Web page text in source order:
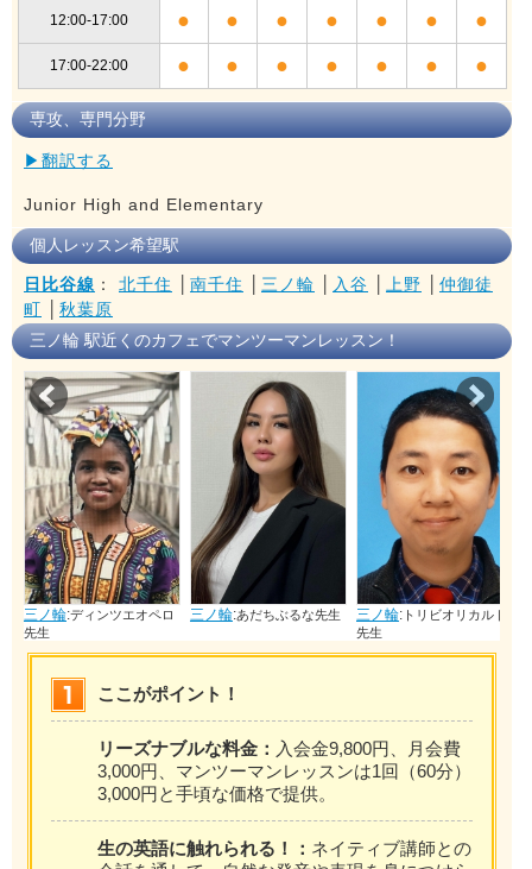
12:00-17:00 ● ● ● ● ● ● ●
17:00-22:00 ● ● ● ● ● ● ●
専攻、専門分野
▶翻訳する
Junior High and Elementary
個人レッスン希望駅
日比谷線 ： 北千住 南千住 三ノ輪 入谷 上野
仲御徒
町
秋葉原
三ノ輪 駅近くのカフェでマンツーマンレッスン！
ツエオペロ 三ノ輪:あだちぶるな先生 三ノ輪:トリビオリカルド
三ノ輪:マリア新
Prev
ここがポイント！
リーズナブルな料金： 入会金9,800円、月会費
3,000円、マンツーマンレッスンは1回（60分）
3,000円と手頃な価格で提供。
生の英語に触れられる！： ネイティブ講師との